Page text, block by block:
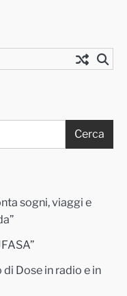
Cerca
sogni, viaggi e
di Dose in radio e in